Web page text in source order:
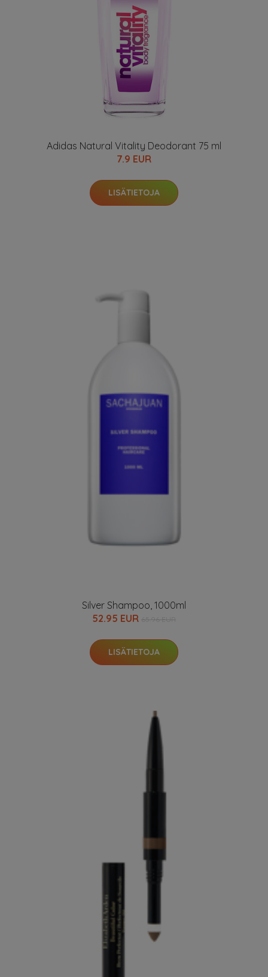
Adidas Natural Vitality Deodorant 75 ml
7.9 EUR
LISÄTIETOJA
Silver Shampoo, 1000ml
52.95 EUR
LISÄTIETOJA